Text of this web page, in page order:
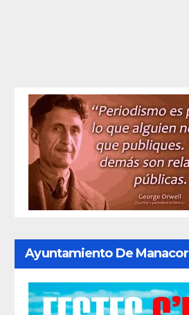
Ayuntamiento De Manacor